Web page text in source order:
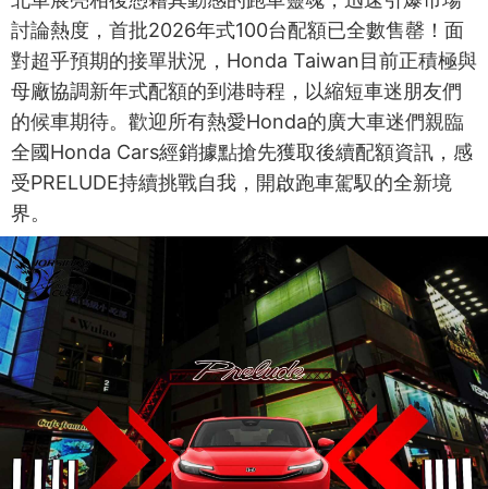
討論熱度，首批2026年式100台配額已全數售罄！面
對超乎預期的接單狀況，Honda Taiwan目前正積極與
母廠協調新年式配額的到港時程，以縮短車迷朋友們
的候車期待。歡迎所有熱愛Honda的廣大車迷們親臨
全國Honda Cars經銷據點搶先獲取後續配額資訊，感
受PRELUDE持續挑戰自我，開啟跑車駕馭的全新境
界。